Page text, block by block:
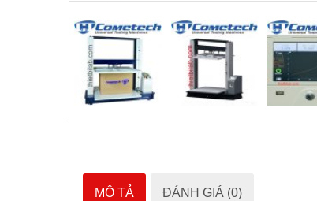
MÔ TẢ ĐÁNH GIÁ (0)